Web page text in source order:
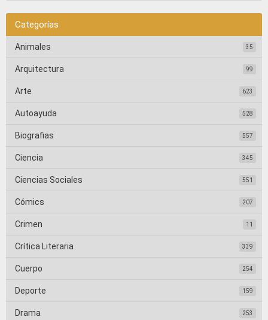
Categorías
Animales 35
Arquitectura 99
Arte 623
Autoayuda 528
Biografias 557
Ciencia 345
Ciencias Sociales 551
Cómics 207
Crimen 11
Crítica Literaria 339
Cuerpo 254
Deporte 159
Drama 253